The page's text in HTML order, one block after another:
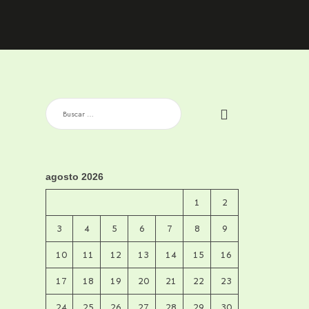
BUSCAR:
agosto 2026
1 2
3 4 5 6 7 8 9
10 11 12 13 14 15 16
17 18 19 20 21 22 23